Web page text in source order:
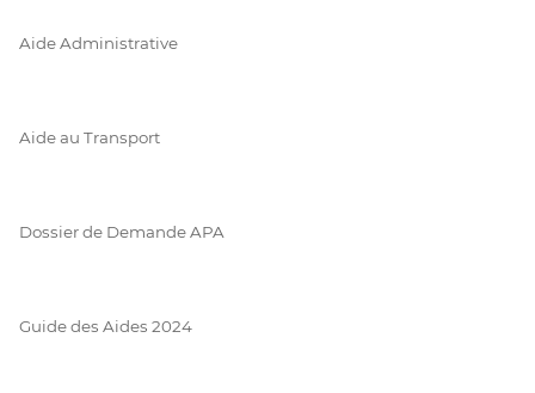
Aide Administrative
Aide au Transport
Dossier de Demande APA
Guide des Aides 2024